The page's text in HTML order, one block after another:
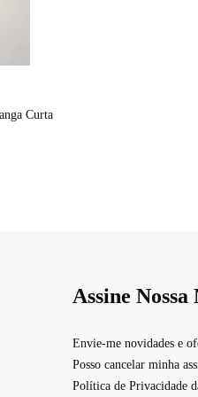
Curta
Assine
Envie-me novidades e
Posso cancelar minha
Política de Privacidade